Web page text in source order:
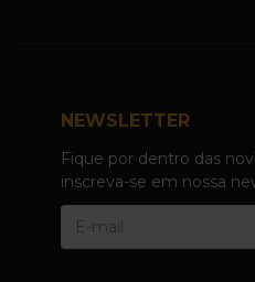
NEWSLETTER
Fique por dentro das
inscreva-se em nossa